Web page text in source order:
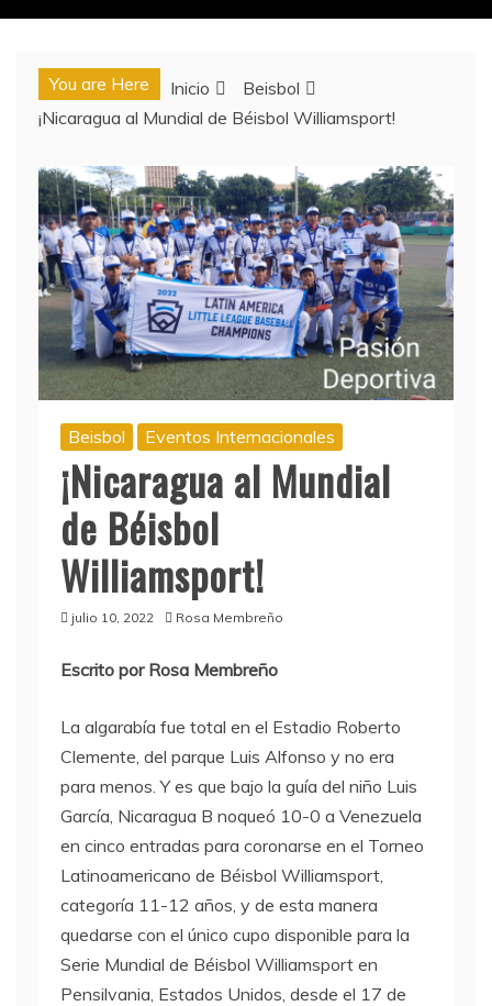
You are Here Inicio
Beisbol
¡Nicaragua al Mundial de Béisbol Williamsport!
Beisbol Eventos Internacionales
¡Nicaragua al Mundial
de Béisbol
Williamsport!
julio 10, 2022 Rosa Membreño
Escrito por Rosa Membreño
La algarabía fue total en el Estadio Roberto
Clemente, del parque Luis Alfonso y no era
para menos. Y es que bajo la guía del niño Luis
García, Nicaragua B noqueó 10-0 a Venezuela
en cinco entradas para coronarse en el Torneo
Latinoamericano de Béisbol Williamsport,
categoría 11-12 años, y de esta manera
quedarse con el único cupo disponible para la
Serie Mundial de Béisbol Williamsport en
Pensilvania, Estados Unidos, desde el 17 de